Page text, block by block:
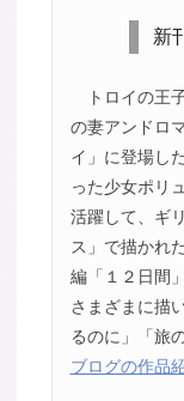
新
トロイの王
の妻アンドロ
イ」に登場し
った少女ポリ
活躍して、ギ
ス」で描かれ
編「１２日間
さまざまに描
るのに」「旅
ブログの作品